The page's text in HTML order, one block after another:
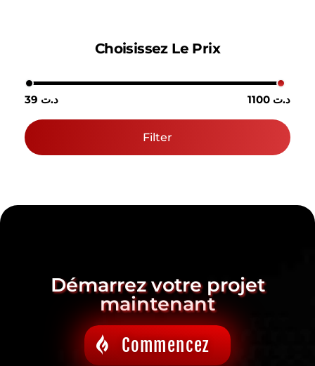
Choisissez Le Prix
39 د.ت 1100 د.ت
Filter
Démarrez votre projet
maintenant
Commencez